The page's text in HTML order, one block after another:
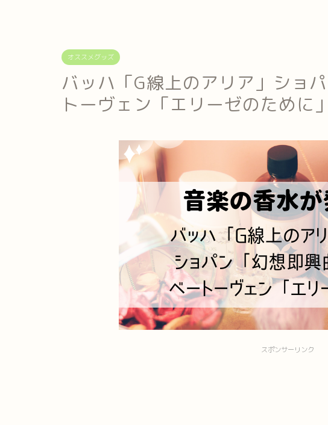
オススメグッズ
バッハ「G線上のアリア」ショ
トーヴェン「エリーゼのために
スポンサーリンク